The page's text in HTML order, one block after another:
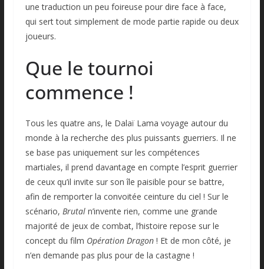
une traduction un peu foireuse pour dire face à face,
qui sert tout simplement de mode partie rapide ou deux
joueurs.
Que le tournoi
commence !
Tous les quatre ans, le Dalaï Lama voyage autour du
monde à la recherche des plus puissants guerriers. Il ne
se base pas uniquement sur les compétences
martiales, il prend davantage en compte l’esprit guerrier
de ceux qu’il invite sur son île paisible pour se battre,
afin de remporter la convoitée ceinture du ciel ! Sur le
scénario, Brutal n’invente rien, comme une grande
majorité de jeux de combat, l’histoire repose sur le
concept du film Opération Dragon! Et de mon côté, je
n’en demande pas plus pour de la castagne !